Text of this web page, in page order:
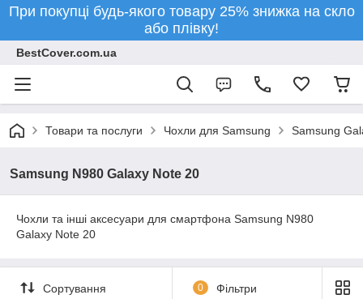
При покупці будь-якого товару 25% знижка на скло
або плівку!
BestCover.com.ua
Товари та послуги Чохли для Samsung Samsung
Samsung N980 Galaxy Note 20
Чохли та інші аксесуари для смартфона Samsung N980
Galaxy Note 20
Сортування 0 Фільтри